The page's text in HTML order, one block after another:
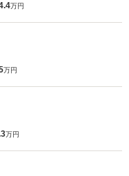
万円
万円
万円